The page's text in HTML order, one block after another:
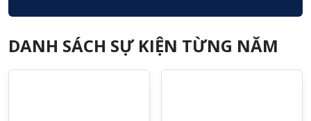
DANH SÁCH SỰ KIỆN TỪNG NĂM